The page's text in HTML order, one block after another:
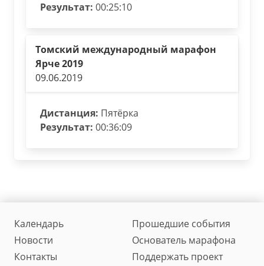
Результат: 00:25:10
Томский международный марафон
Ярче 2019
09.06.2019
Дистанция: Пятёрка
Результат: 00:36:09
Календарь
Прошедшие события
Новости
Основатель марафона
Контакты
Поддержать проект